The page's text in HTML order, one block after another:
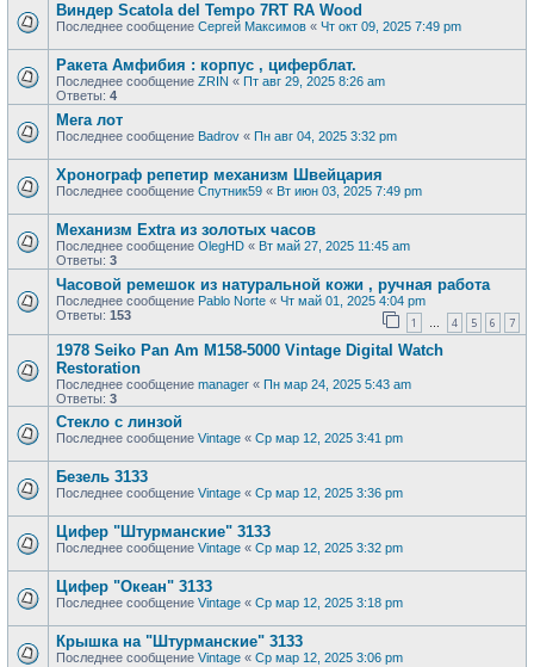
Виндер Scatola del Tempo 7RT RA Wood
Последнее сообщение Сергей Максимов « Чт окт 09, 2025 7:49 pm
Ракета Амфибия : корпус , циферблат.
Последнее сообщение ZRIN « Пт авг 29, 2025 8:26 am
Ответы: 4
Мега лот
Последнее сообщение Badrov « Пн авг 04, 2025 3:32 pm
Хронограф репетир механизм Швейцария
Последнее сообщение Спутник59 « Вт июн 03, 2025 7:49 pm
Механизм Extra из золотых часов
Последнее сообщение OlegHD « Вт май 27, 2025 11:45 am
Ответы: 3
Часовой ремешок из натуральной кожи , ручная работа
Последнее сообщение Pablo Norte « Чт май 01, 2025 4:04 pm
Ответы: 153 1 … 4 5 6 7
1978 Seiko Pan Am M158-5000 Vintage Digital Watch
Restoration
Последнее сообщение manager « Пн мар 24, 2025 5:43 am
Ответы: 3
Стекло с линзой
Последнее сообщение Vintage « Ср мар 12, 2025 3:41 pm
Безель 3133
Последнее сообщение Vintage « Ср мар 12, 2025 3:36 pm
Цифер "Штурманские" 3133
Последнее сообщение Vintage « Ср мар 12, 2025 3:32 pm
Цифер "Океан" 3133
Последнее сообщение Vintage « Ср мар 12, 2025 3:18 pm
Крышка на "Штурманские" 3133
Последнее сообщение Vintage « Ср мар 12, 2025 3:06 pm